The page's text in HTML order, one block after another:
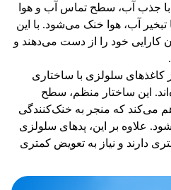
با جذب آب، سطح تماس آب و هوا
تبخیر آب، هوا خنک می‌شود. با این
کارایی خود را از دست می‌دهند و
کاغذهای سلولزی با ساختاری
این ساختار منظم، سطح
می‌کند که منجر به خنک‌کنندگی
علاوه بر این، پدهای سلولزی
دارند و نیاز به تعویض کمتری